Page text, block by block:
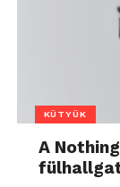
KÜTYÜK
A